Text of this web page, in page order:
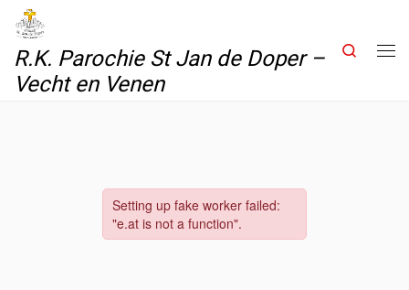
Skip to content
R.K. Parochie St Jan de Doper –
Vecht en Venen
Search